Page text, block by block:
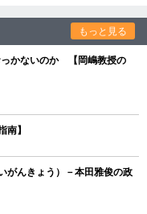
もっと見る
かないのか 【岡嶋教授の
】
がんきょう）－本田雅俊の政